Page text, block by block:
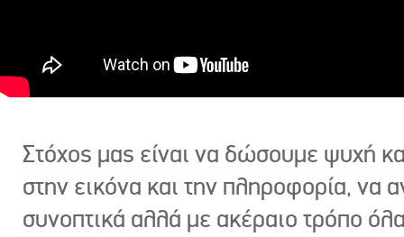
Στόχος μας είναι να δώσουμε ψυχή
στην εικόνα και την πληροφορία, να
συνοπτικά αλλά με ακέραιο τρόπο